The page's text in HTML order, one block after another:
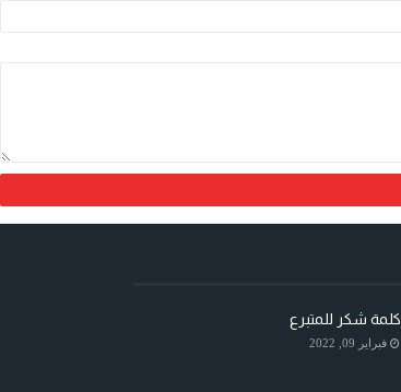
كلمة شكر للمتبرع
فبراير 09, 2022